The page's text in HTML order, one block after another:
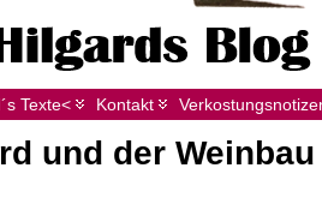
Texte< Kontakt
und der Weinbau